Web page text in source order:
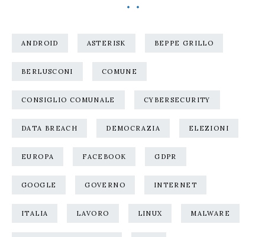
ANDROID ASTERISK BEPPE GRILLO
BERLUSCONI COMUNE
CONSIGLIO COMUNALE CYBERSECURITY
DATA BREACH DEMOCRAZIA ELEZIONI
EUROPA FACEBOOK GDPR
GOOGLE GOVERNO INTERNET
ITALIA LAVORO LINUX MALWARE